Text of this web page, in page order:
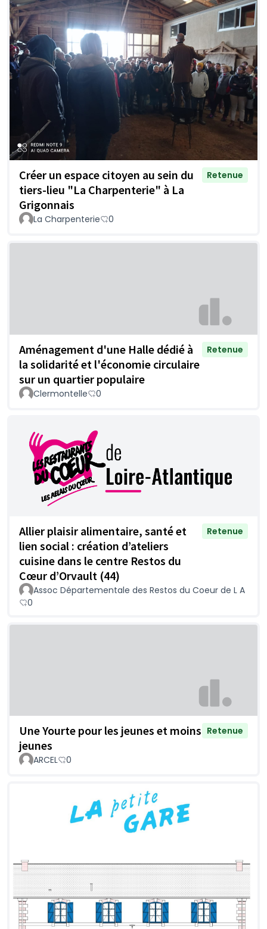
Créer un espace citoyen au sein du
tiers-lieu "La Charpenterie" à La
Grigonnais
Retenue
La Charpenterie 0
Aménagement d'une Halle dédié à
la solidarité et l'économie circulaire
sur un quartier populaire
Retenue
Clermontelle 0
Allier plaisir alimentaire, santé et
lien social : création d’ateliers
cuisine dans le centre Restos du
Cœur d’Orvault (44)
Retenue
Assoc Départementale des Restos du Coeur de L A
0
Une Yourte pour les jeunes et moins
jeunes
Retenue
ARCEL 0